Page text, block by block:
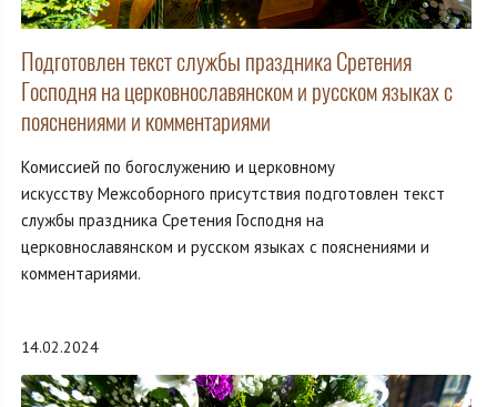
Подготовлен текст службы праздника Сретения
Господня на церковнославянском и русском языках с
пояснениями и комментариями
Комиссией по богослужению и церковному
искусству Межсоборного присутствия подготовлен текст
службы праздника Сретения Господня на
церковнославянском и русском языках с пояснениями и
комментариями.
14.02.2024